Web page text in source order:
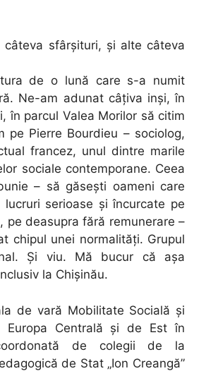
câteva sfârșituri, și alte câteva
de o lună care s-a numit
Ne-am adunat câțiva inși, în
în parcul Valea Morilor să citim
pe Pierre Bourdieu – sociolog,
francez, unul dintre marile
sociale contemporane. Ceea
– să găsești oameni care
serioase și încurcate pe
pe deasupra fără remunerare –
chipul unei normalități. Grupul
Și viu. Mă bucur că așa
la Chișinău.
de vară Mobilitate Socială și
Europa Centrală și de Est în
de colegii de la
de Stat „Ion Creangă”